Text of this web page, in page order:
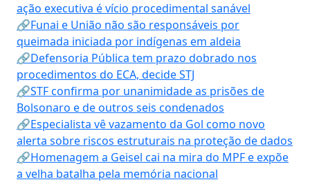
ação executiva é vício procedimental sanável
🔗Funai e União não são responsáveis por
queimada iniciada por indígenas em aldeia
🔗Defensoria Pública tem prazo dobrado nos
procedimentos do ECA, decide STJ
🔗STF confirma por unanimidade as prisões de
Bolsonaro e de outros seis condenados
🔗Especialista vê vazamento da Gol como novo
alerta sobre riscos estruturais na proteção de dados
🔗Homenagem a Geisel cai na mira do MPF e expõe
a velha batalha pela memória nacional